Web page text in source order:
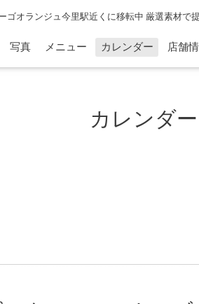
ゴオランジュ今里駅近くに移転中 厳選素材で
写真 メニュー カレンダー 店舗
カレンダー